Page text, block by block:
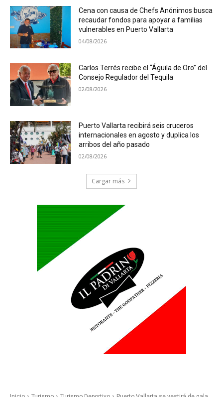
Cena con causa de Chefs Anónimos busca
recaudar fondos para apoyar a familias
vulnerables en Puerto Vallarta
04/08/2026
Carlos Terrés recibe el “Águila de Oro” del
Consejo Regulador del Tequila
02/08/2026
Puerto Vallarta recibirá seis cruceros
internacionales en agosto y duplica los
arribos del año pasado
02/08/2026
Cargar más